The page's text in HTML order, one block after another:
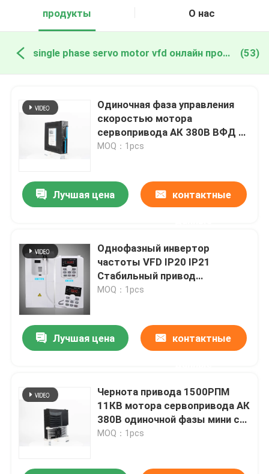
продукты
О нас
single phase servo motor vfd онлайн производство (53)
Одиночная фаза управления
скоростью мотора
сервопривода АК 380В ВФД с
кодировщиком
MOQ：1pcs
Лучшая цена контактные
Однофазный инвертор
частоты VFD IP20 IP21
Стабильный привод
переменного тока
MOQ：1pcs
Лучшая цена контактные
Чернота привода 1500РПМ
11КВ мотора сервопривода АК
380В одиночной фазы мини с
кодировщиком
MOQ：1pcs